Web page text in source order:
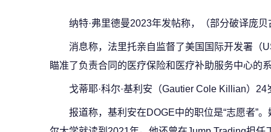
纳特·弗里德曼2023年发帖称，（部分破译庞
消息称，法里托亲自监督了美国国际开发署（
瞄准了负责合同的医疗保险和医疗补助服务中心的
戈蒂耶·科尔·基利安（Gautier Cole Killian）24
报道称，基利安在DOGE中的职位是“志愿者”